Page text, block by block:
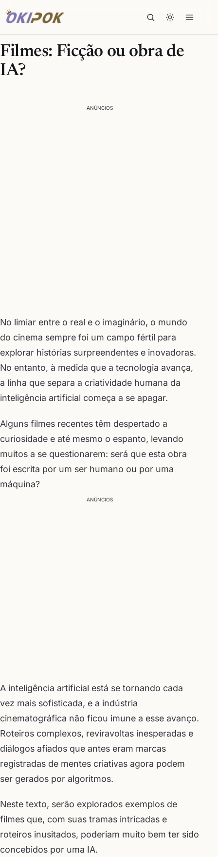
Filmes: Ficção ou obra de
IA?
ANÚNCIOS
No limiar entre o real e o imaginário, o mundo
do cinema sempre foi um campo fértil para
explorar histórias surpreendentes e inovadoras.
No entanto, à medida que a tecnologia avança,
a linha que separa a criatividade humana da
inteligência artificial começa a se apagar.
Alguns filmes recentes têm despertado a
curiosidade e até mesmo o espanto, levando
muitos a se questionarem: será que esta obra
foi escrita por um ser humano ou por uma
máquina?
ANÚNCIOS
A inteligência artificial está se tornando cada
vez mais sofisticada, e a indústria
cinematográfica não ficou imune a esse avanço.
Roteiros complexos, reviravoltas inesperadas e
diálogos afiados que antes eram marcas
registradas de mentes criativas agora podem
ser gerados por algoritmos.
Neste texto, serão explorados exemplos de
filmes que, com suas tramas intricadas e
roteiros inusitados, poderiam muito bem ter sido
concebidos por uma IA.